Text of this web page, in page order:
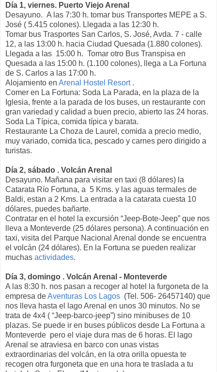
Día 1, viernes. Puerto Viejo Arenal
Desayuno. A las 7:30 h. tomar bus Transportes MEPE a S.
José ( 5.415 colones). Llegada a las 12:30 h.
Tomar bus Trasportes San Carlos, S. José, Avda. 7 - calle
12, a las 13:00 h. hacia Ciudad Quesada (1.880 colones).
Llegada a las 15:00 h. Tomar otro Bus Transpisa en
Quesada a las 15:00 h. (1.100 colones), llega a La Fortuna
de S. Carlos a las 17:00 h.
Alojamiento en Arenal Hostel Resort .
Comer en La Fortuna: Soda La Parada, en la plaza de la
Iglesia, frente a la parada de los buses, un restaurante con
gran variedad y calidad a buen precio, abierto las 24 horas.
Soda La Típica, comida típica y barata.
Restaurante La Choza de Laurel, comida a precio medio,
muy variado, comida tica, pescado y carnes pero dirigido a
turistas.
Día 2, sábado . Volcán Arenal
Desayuno. Mañana para visitar en taxi (8 dólares) la
Catarata Río Fortuna, a 5 Kms. y las aguas termales de
Baldi, estan a 2 Kms. La entrada a la catarata cuesta 10
dólares, puedes bañarte.
Contratar en el hotel la excursión “Jeep-Bote-Jeep” que nos
lleva a Monteverde (25 dólares persona). A continuación en
taxi, visita del Parque Nacional Arenal donde se encuentra
el volcán (24 dólares). En la Fortuna se pueden realizar
muchas actividades.
Día 3, domingo . Volcán Arenal - Monteverde
A las 8:30 h. nos pasan a recoger al hotel la furgoneta de la
empresa deAventuras Los Lagos (Tel. 506- 26457140) que
nos lleva hasta el lago Arenal en unos 30 minutos. No se
trata de 4x4 ( “Jeep-barco-jeep”) sino minibuses de 10
plazas. Se puede ir en buses públicos desde La Fortuna a
Monteverde pero el viaje dura mas de 6 horas. El lago
Arenal se atraviesa en barco con unas vistas
extraordinarias del volcán, en la otra orilla opuesta te
recogen otra furgoneta que en una hora te traslada a tu